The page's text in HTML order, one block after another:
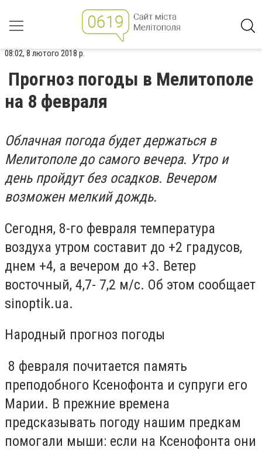
08:02, 8 лютого 2018 р.
Прогноз погоды в Мелитополе
на 8 февраля
Облачная погода будет держаться в
Мелитополе до самого вечера. Утро и
день пройдут без осадков. Вечером
возможен мелкий дождь.
Сегодня, 8-го февраля температура
воздуха утром составит до +2 градусов,
днем +4, а вечером до +3. Ветер
восточный, 4,7- 7,2 м/с. Об этом сообщает
sinoptik.ua.
Народный прогноз погоды
8 февраля почитается память
преподобного Ксенофонта и супруги его
Марии. В прежние времена
предсказывать погоду нашим предкам
помогали мыши: если на Ксенофонта они